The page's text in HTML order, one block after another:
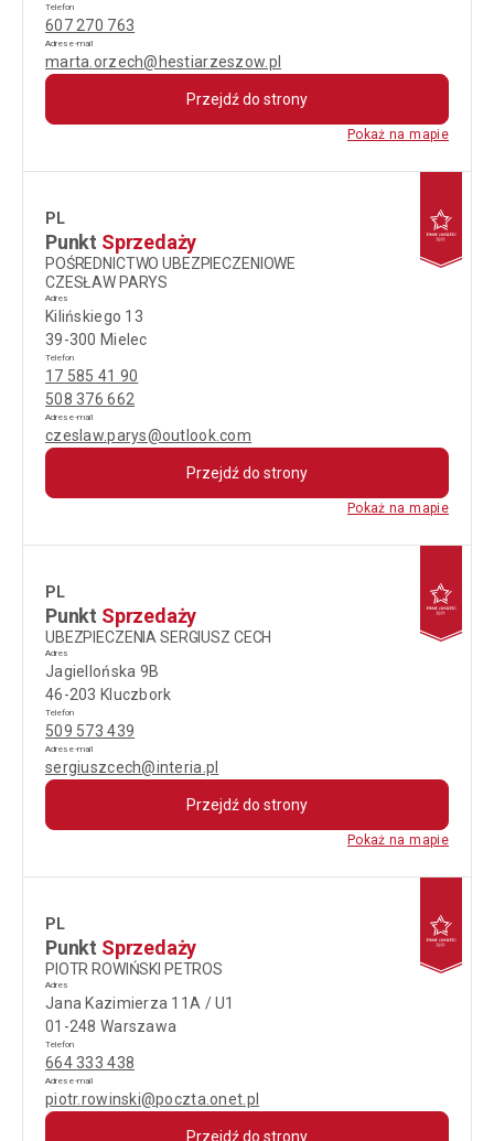
Telefon
607 270 763
Adres e-mail
marta.orzech@hestiarzeszow.pl
Przejdź do strony
Pokaż na mapie
PL
Punkt Sprzedaży
POŚREDNICTWO UBEZPIECZENIOWE
CZESŁAW PARYS
Adres
Kilińskiego 13
39-300 Mielec
Telefon
17 585 41 90
508 376 662
Adres e-mail
czeslaw.parys@outlook.com
Przejdź do strony
Pokaż na mapie
PL
Punkt Sprzedaży
UBEZPIECZENIA SERGIUSZ CECH
Adres
Jagiellońska 9B
46-203 Kluczbork
Telefon
509 573 439
Adres e-mail
sergiuszcech@interia.pl
Przejdź do strony
Pokaż na mapie
PL
Punkt Sprzedaży
PIOTR ROWIŃSKI PETROS
Adres
Jana Kazimierza 11A / U1
01-248 Warszawa
Telefon
664 333 438
Adres e-mail
piotr.rowinski@poczta.onet.pl
Przejdź do strony